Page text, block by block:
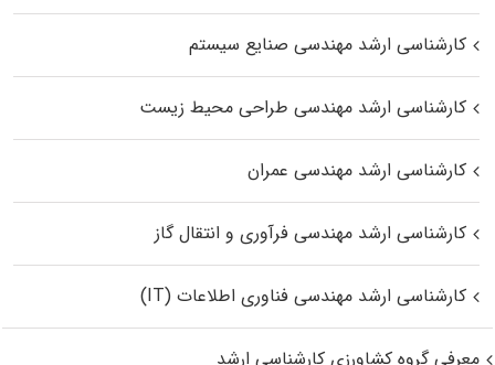
کارشناسی ارشد مهندسی صنایع سیستم
کارشناسی ارشد مهندسی طراحی محیط زیست
کارشناسی ارشد مهندسی عمران
کارشناسی ارشد مهندسی فرآوری و انتقال گاز
کارشناسی ارشد مهندسی فناوری اطلاعات (IT)
معرفی گروه کشاورزی کارشناسی ارشد